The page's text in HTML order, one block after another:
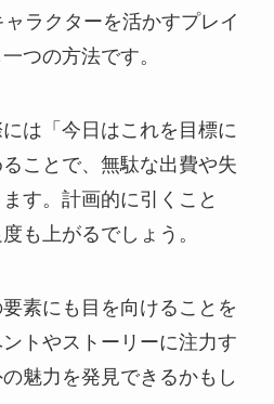
ラクターを活かすプレイ
つの方法です。
は「今日はこれを目標に
ことで、無駄な出費や失
す。計画的に引くこと
も上がるでしょう。
素にも目を向けることを
トやストーリーに注力す
魅力を発見できるかもし